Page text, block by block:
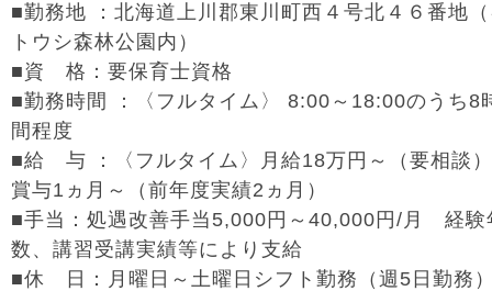
■勤務地 ：北海道上川郡東川町西４号北４６番地
トウシ森林公園内）
■資 格：要保育士資格
■勤務時間 ：〈フルタイム〉 8:00～18:00のうち8
間程度
■給 与 ：〈フルタイム〉月給18万円～（要相談
賞与1ヵ月～（前年度実績2ヵ月）
■手当：処遇改善手当5,000円～40,000円/月 経験
数、講習受講実績等により支給
■休 日：月曜日～土曜日シフト勤務（週5日勤務